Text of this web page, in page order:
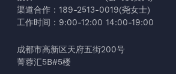
渠道合作：189-2513-0019(尧女士)
工作时间：9:00-12:00 14:00-19:00
成都市高新区天府五街200号
菁蓉汇5B#5楼